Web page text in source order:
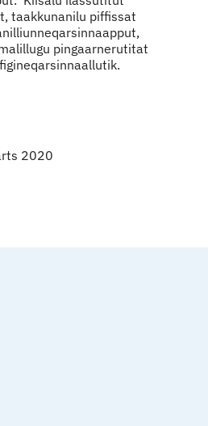
taakkunanilu piffissat
pingaarnerutitat
2020